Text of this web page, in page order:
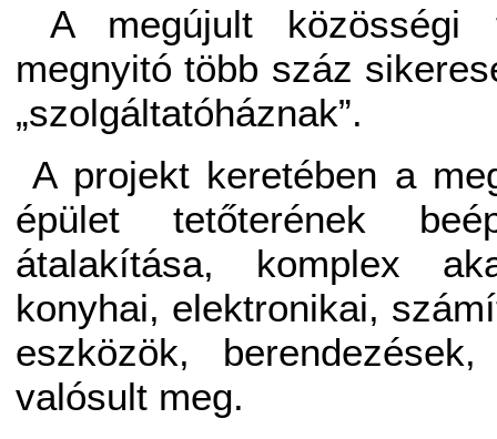
A megújult
megnyitó több száz
„szolgáltatóháznak”.
A projekt keretében a
épület tetőterének
átalakítása, komplex
konyhai, elektronikai,
eszközök,
valósult meg.